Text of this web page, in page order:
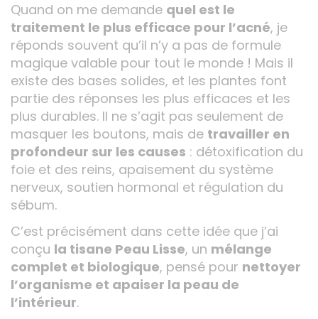
Quand on me demande quel est le
traitement le plus efficace pour l’acné, je
réponds souvent qu’il n’y a pas de formule
magique valable pour tout le monde ! Mais il
existe des bases solides, et les plantes font
partie des réponses les plus efficaces et les
plus durables. Il ne s’agit pas seulement de
masquer les boutons, mais de travailler en
profondeur sur les causes : détoxification du
foie et des reins, apaisement du système
nerveux, soutien hormonal et régulation du
sébum.
C’est précisément dans cette idée que j’ai
conçu la tisane Peau Lisse, un mélange
complet et biologique, pensé pour nettoyer
l’organisme et apaiser la peau de
l’intérieur.